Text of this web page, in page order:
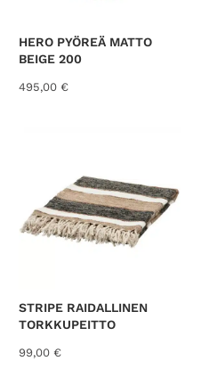
HERO PYÖREÄ MATTO
BEIGE 200
495,00 €
STRIPE RAIDALLINEN
TORKKUPEITTO
99,00 €